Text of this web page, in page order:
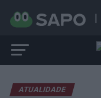
ATUALIDADE